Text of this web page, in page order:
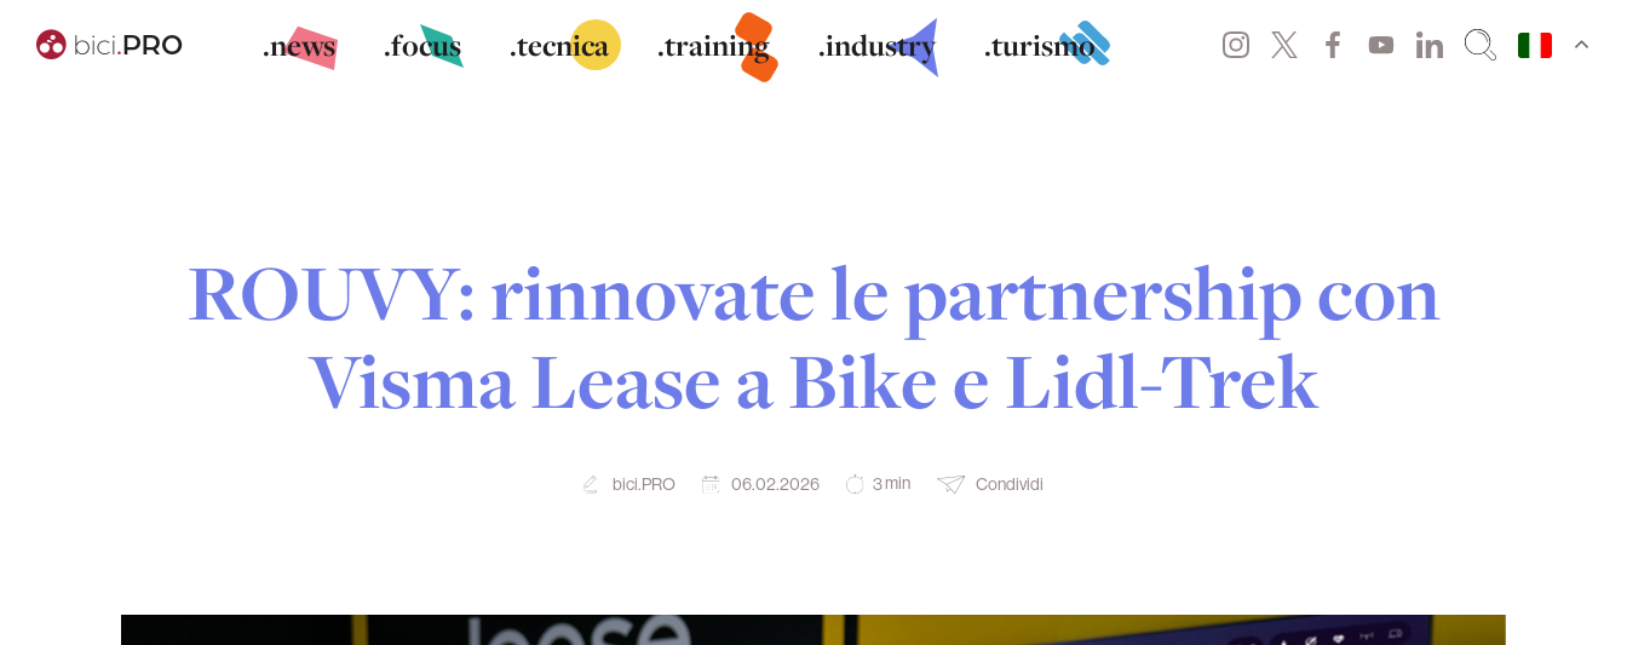
.news .focus .tecnica .training .industry .turismo
ROUVY: rinnovate le partnership con
Visma Lease a Bike e Lidl-Trek
bici.PRO 06.02.2026 3min Condividi